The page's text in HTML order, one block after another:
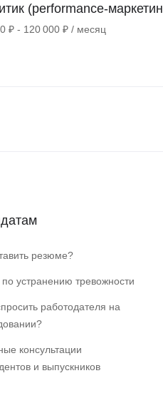
(performance-
₽ - 120 000 ₽ / месяц
резюме?
устранению тревожности
работодателя на
консультации
и выпускников